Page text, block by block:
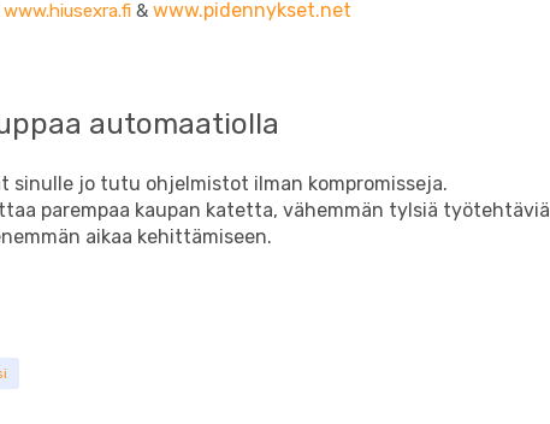
www.hiusexra.fi & www.pidennykset.net
automaatiolla
sinulle jo tutu ohjelmistot ilman kompromisseja.
parempaa kaupan katetta, vähemmän tylsiä työtehtäviä
aikaa kehittämiseen.